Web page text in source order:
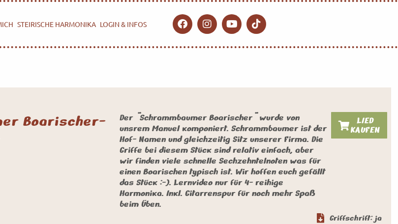
STEIRISCHE HARMONIKA LOGIN & INFOS
Boarischer-
Der "Schrammbaumer Boarischer" wurde von
unsrem Manuel komponiert. Schrammbaumer ist der
Hof- Namen und gleichzeitig Sitz unserer Firma. Die
Griffe bei diesem Stück sind relativ einfach, aber
wir finden viele schnelle Sechzehntelnoten was für
einen Boarischen typisch ist. Wir hoffen euch gefällt
das Stück :-). Lernvideo nur für 4- reihige
Harmonika. Inkl. Gitarrenspur für noch mehr Spaß
beim Üben.
LIED
KAUFEN
Griffschrift: ja